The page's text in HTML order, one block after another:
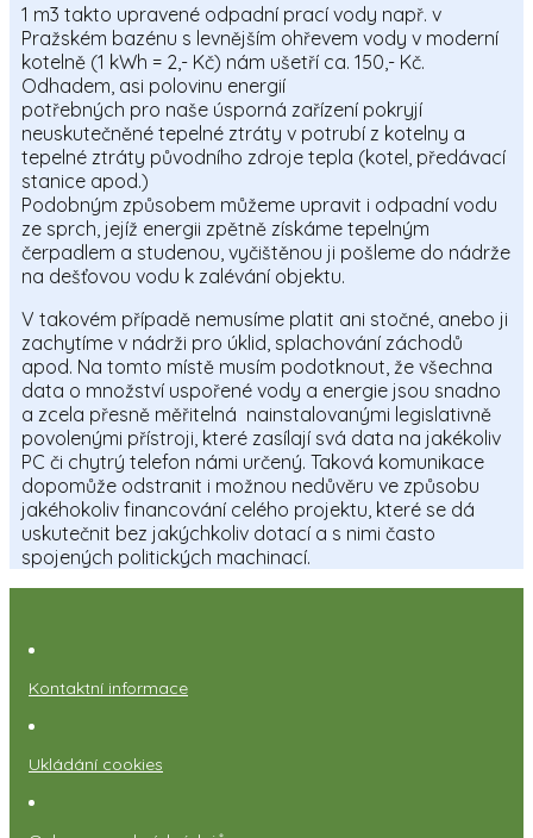
1 m3 takto upravené odpadní prací vody např. v
Pražském bazénu s levnějším ohřevem vody v moderní
kotelně (1 kWh = 2,- Kč) nám ušetří ca. 150,- Kč.
Odhadem, asi polovinu energií
potřebných pro naše úsporná zařízení pokryjí
neuskutečněné tepelné ztráty v potrubí z kotelny a
tepelné ztráty původního zdroje tepla (kotel, předávací
stanice apod.)
Podobným způsobem můžeme upravit i odpadní vodu
ze sprch, jejíž energii zpětně získáme tepelným
čerpadlem a studenou, vyčištěnou ji pošleme do nádrže
na dešťovou vodu k zalévání objektu.
V takovém případě nemusíme platit ani stočné, anebo ji
zachytíme v nádrži pro úklid, splachování záchodů
apod. Na tomto místě musím podotknout, že všechna
data o množství uspořené vody a energie jsou snadno
a zcela přesně měřitelná nainstalovanými legislativně
povolenými přístroji, které zasílají svá data na jakékoliv
PC či chytrý telefon námi určený. Taková komunikace
dopomůže odstranit i možnou nedůvěru ve způsobu
jakéhokoliv financování celého projektu, které se dá
uskutečnit bez jakýchkoliv dotací a s nimi často
spojených politických machinací.
Kontaktní informace
Ukládání cookies